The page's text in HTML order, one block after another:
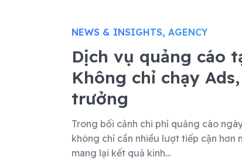
NEWS & INSIGHTS, AGENCY
Dịch vụ quảng cáo
Không chỉ chạy
trưởng
Trong bối cảnh chi phí quảng cáo
không chỉ cần nhiều lượt tiếp cận hơn
mang lại kết quả kinh...